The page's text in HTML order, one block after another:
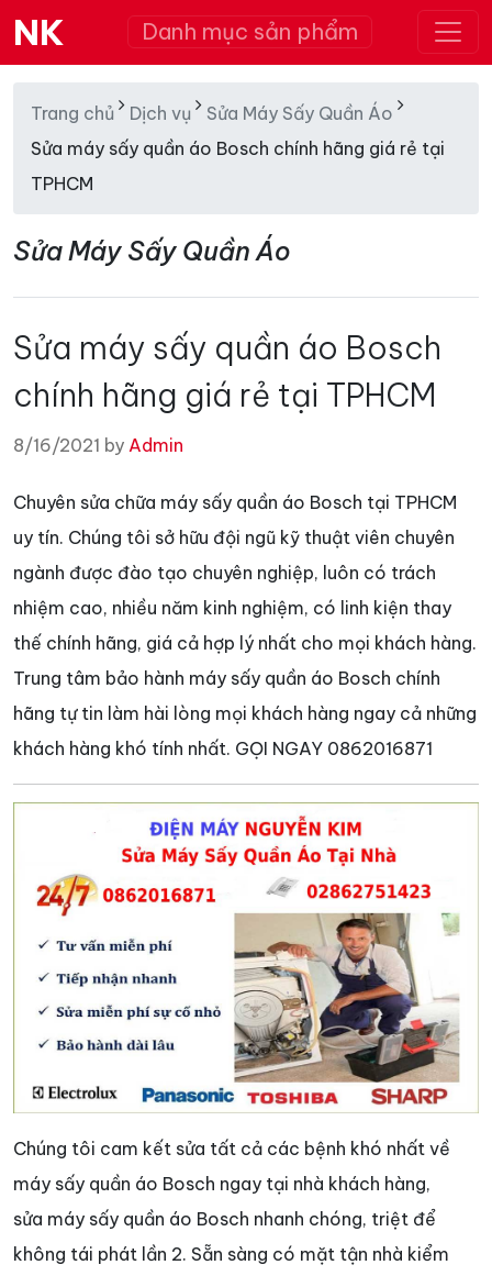
NK Danh mục sản phẩm
Trang chủ Dịch vụ
Sửa Máy Sấy Quần Áo
Sửa máy sấy quần áo Bosch chính hãng giá rẻ tại
TPHCM
Sửa Máy Sấy Quần Áo
Sửa máy sấy quần áo Bosch
chính hãng giá rẻ tại TPHCM
8/16/2021 by Admin
Chuyên sửa chữa máy sấy quần áo Bosch tại TPHCM
uy tín. Chúng tôi sở hữu đội ngũ kỹ thuật viên chuyên
ngành được đào tạo chuyên nghiệp, luôn có trách
nhiệm cao, nhiều năm kinh nghiệm, có linh kiện thay
thế chính hãng, giá cả hợp lý nhất cho mọi khách hàng.
Trung tâm bảo hành máy sấy quần áo Bosch chính
hãng tự tin làm hài lòng mọi khách hàng ngay cả những
khách hàng khó tính nhất. GỌI NGAY 0862016871
Chúng tôi cam kết sửa tất cả các bệnh khó nhất về
máy sấy quần áo Bosch ngay tại nhà khách hàng,
sửa máy sấy quần áo Bosch nhanh chóng, triệt để
không tái phát lần 2. Sẵn sàng có mặt tận nhà kiểm